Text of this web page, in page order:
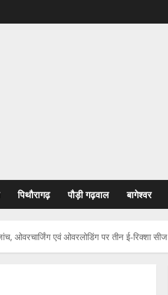
पिथौरागढ़ पौड़ी गढ़वाल बागेश्वर
ओवरचार्जिंग एवं ओवरलोडिंग पर तीन ई-रिक्शा सीज